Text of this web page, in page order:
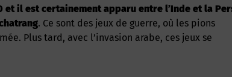
. Ce sont des jeux de guerre, où les pions
Plus tard, avec l’invasion arabe, ces jeux se